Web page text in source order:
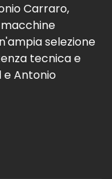
Carraro,
selezione
tecnica e
Antonio